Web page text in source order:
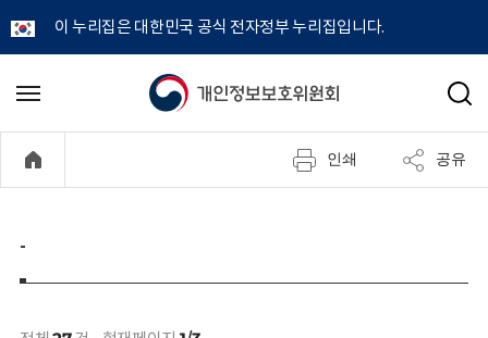
이 누리집은 대한민국 공식 전자정부 누리집입니다.
개
정
보
메
기
검
인쇄 공유
-